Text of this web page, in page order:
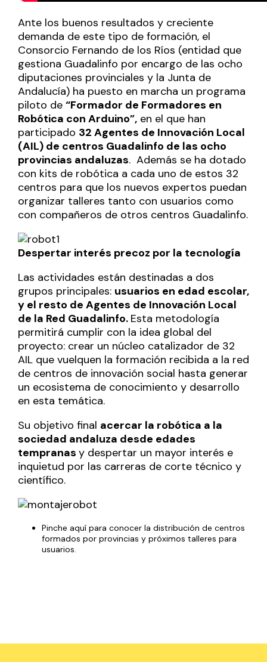
Ante los buenos resultados y creciente
demanda de este tipo de formación, el
Consorcio Fernando de los Ríos (entidad que
gestiona Guadalinfo por encargo de las ocho
diputaciones provinciales y la Junta de
Andalucía) ha puesto en marcha un programa
piloto de “Formador de Formadores en
Robótica con Arduino”, en el que han
participado 32 Agentes de Innovación Local
(AIL) de centros Guadalinfo de las ocho
provincias andaluzas. Además se ha dotado
con kits de robótica a cada uno de estos 32
centros para que los nuevos expertos puedan
organizar talleres tanto con usuarios como
con compañeros de otros centros Guadalinfo.
Despertar interés precoz por la tecnología
Las actividades están destinadas a dos
grupos principales: usuarios en edad escolar,
y el resto de Agentes de Innovación Local
de la Red Guadalinfo. Esta metodología
permitirá cumplir con la idea global del
proyecto: crear un núcleo catalizador de 32
AIL que vuelquen la formación recibida a la red
de centros de innovación social hasta generar
un ecosistema de conocimiento y desarrollo
en esta temática.
Su objetivo final acercar la robótica a la
sociedad andaluza desde edades
tempranas y despertar un mayor interés e
inquietud por las carreras de corte técnico y
científico.
Pinche aquí para conocer la distribución de centros
formados por provincias y próximos talleres para
usuarios.